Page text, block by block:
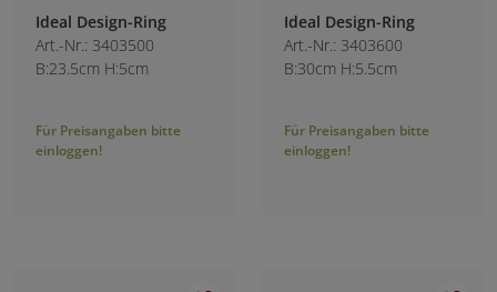
Ideal Design-Ring
Art.-Nr.: 3403500
B:23.5cm H:5cm
Für Preisangaben bitte
einloggen!
Ideal Design-Ring
Art.-Nr.: 3403600
B:30cm H:5.5cm
Für Preisangaben bitte
einloggen!